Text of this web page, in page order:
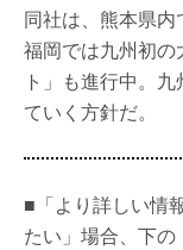
同社は、熊本県内
福岡では九州初の
ト」も進行中。
ていく方針だ。
■「より詳しい情
たい」場合、下の